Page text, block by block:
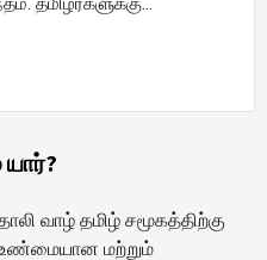
வாழ் தமிழ் சமூகத்திற்கு
உண்மையான மற்றும்